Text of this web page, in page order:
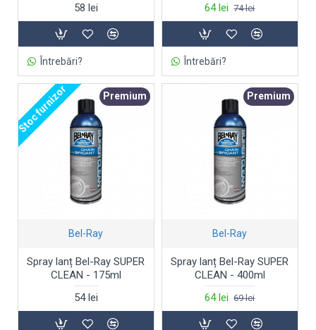
58 lei
Întrebări?
64 lei 74 lei
Întrebări?
Premium
Stoc furnizor
Bel-Ray
Spray lanț Bel-Ray SUPER
CLEAN - 175ml
54 lei
Premium
Bel-Ray
Spray lanț Bel-Ray SUPER
CLEAN - 400ml
64 lei 69 lei